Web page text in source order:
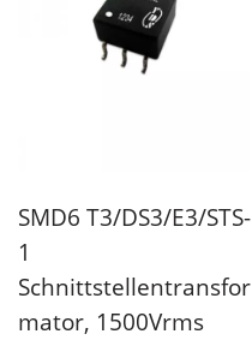
SMD6 T3/DS3/E3/STS-
1
Schnittstellentransfor
Mator, 1500Vrms